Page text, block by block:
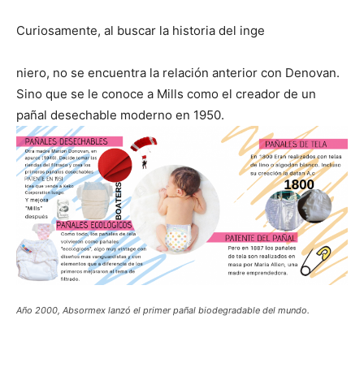
Curiosamente, al buscar la historia del inge
niero, no se encuentra la relación anterior con Denovan.
Sino que se le conoce a Mills como el creador de un
pañal desechable moderno en 1950.
Año 2000, Absormex lanzó el primer pañal biodegradable del mundo.